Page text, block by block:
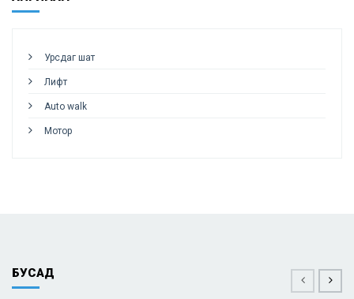
Урсдаг шат
Лифт
Auto walk
Мотор
БУСАД